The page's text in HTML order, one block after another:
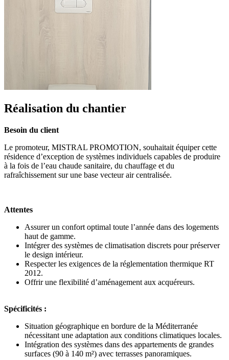
Réalisation du chantier
Besoin du client
Le promoteur, MISTRAL PROMOTION, souhaitait équiper cette
résidence d’exception de systèmes individuels capables de produire
à la fois de l’eau chaude sanitaire, du chauffage et du
rafraîchissement sur une base vecteur air centralisée.
Attentes
Assurer un confort optimal toute l’année dans des logements
haut de gamme.
Intégrer des systèmes de climatisation discrets pour préserver
le design intérieur.
Respecter les exigences de la réglementation thermique RT
2012.
Offrir une flexibilité d’aménagement aux acquéreurs.
Spécificités :
Situation géographique en bordure de la Méditerranée
nécessitant une adaptation aux conditions climatiques locales.
Intégration des systèmes dans des appartements de grandes
surfaces (90 à 140 m²) avec terrasses panoramiques.